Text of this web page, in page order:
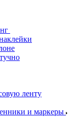
ленту
и маркеры